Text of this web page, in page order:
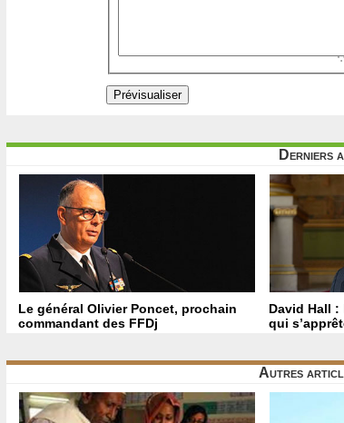
Derniers
Le général Olivier Poncet, prochain
commandant des FFDj
David Hall
qui
Autres